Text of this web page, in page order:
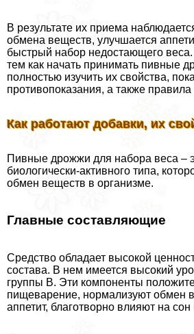
В результате их приема
обмена веществ, улучшается
быстрый набор недостающего
тем как начать принимать пивные
полностью изучить их свойства,
противопоказания, а также
Как работают добавки, их
Пивные дрожжи для набора веса –
биологически-активного типа,
обмен веществ в организме.
Главные составляющие
Средство обладает высокой
состава. В нем имеется высокий
группы В. Эти компоненты
пищеварение, нормализуют обмен
аппетит, благотворно влияют на